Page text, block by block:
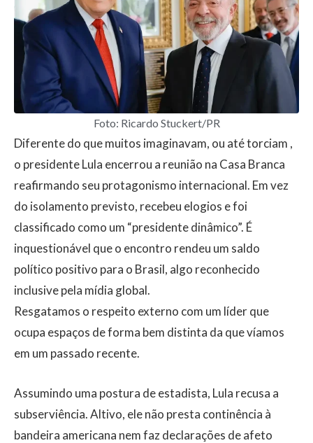
Foto: Ricardo Stuckert/PR
​Diferente do que muitos imaginavam, ou até torciam ,
o presidente Lula encerrou a reunião na Casa Branca
reafirmando seu protagonismo internacional. Em vez
do isolamento previsto, recebeu elogios e foi
classificado como um “presidente dinâmico”. É
inquestionável que o encontro rendeu um saldo
político positivo para o Brasil, algo reconhecido
inclusive pela mídia global.
Resgatamos o respeito externo com um líder que
ocupa espaços de forma bem distinta da que víamos
em um passado recente.
​​Assumindo uma postura de estadista, Lula recusa a
subserviência. Altivo, ele não presta continência à
bandeira americana nem faz declarações de afeto